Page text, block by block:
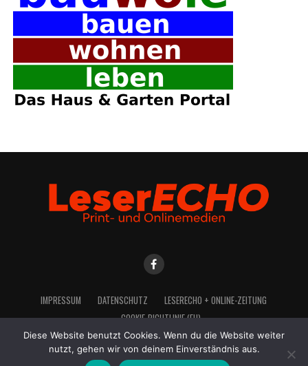
IMPRES­SUM DATEN­SCHUTZ
LESE­R­ECHO + ONLINE-ZEITUNG
COO­KIE-RICH­T­­LI­­NIE (EU)
Diese Website benutzt Cookies. Wenn du die Website weiter
nutzt, gehen wir von deinem Einverständnis aus.